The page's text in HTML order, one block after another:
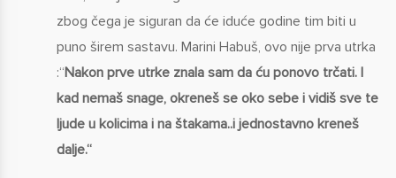
zbog čega je siguran da će iduće godine tim biti u
puno širem sastavu. Marini Habuš, ovo nije prva utrka
:“Nakon prve utrke znala sam da ću ponovo trčati. I
kad nemaš snage, okreneš se oko sebe i vidiš sve te
ljude u kolicima i na štakama..i jednostavno kreneš
dalje.“